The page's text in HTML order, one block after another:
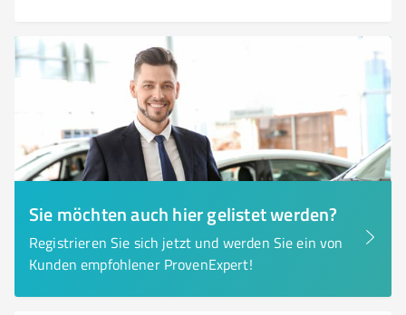
Sie möchten auch hier gelistet werden?
Registrieren Sie sich jetzt und werden Sie ein von
Kunden empfohlener ProvenExpert!